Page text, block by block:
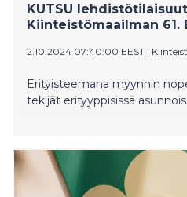
KUTSU
Kiinteistömaailman 61.
2.10.2024 07:40:00 EEST |
Erityisteemana myynnin
tekijät erityyppisissä